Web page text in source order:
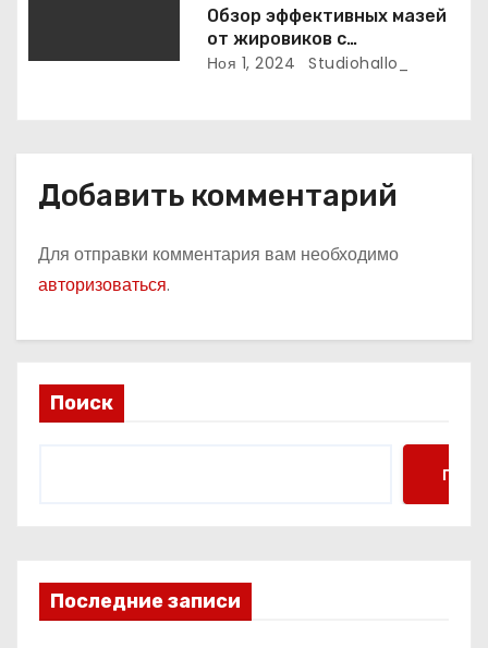
Обзор эффективных мазей
от жировиков с
рассасывающим эффектом
Ноя 1, 2024 Studiohallo_
Добавить комментарий
Для отправки комментария вам необходимо
авторизоваться.
Поиск
Поиск
Последние записи